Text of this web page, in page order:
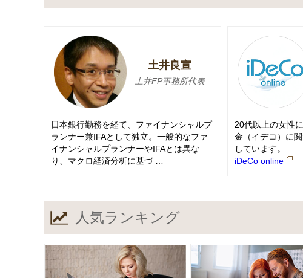
土井良宣
土井FP事務所代表
日本銀行勤務を経て、ファイナンシャルプ
ランナー兼IFAとして独立。一般的なファ
イナンシャルプランナーやIFAとは異な
り、マクロ経済分析に基づ …
20代以上の女性
金（イデコ）に
しています。
iDeCo online
人気ランキング